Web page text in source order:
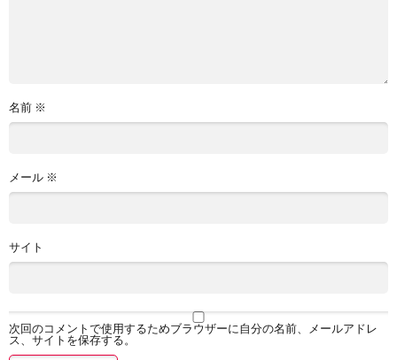
名前 ※
メール ※
サイト
次回のコメントで使用するためブラウザーに自分の名前、メールアドレ
ス、サイトを保存する。